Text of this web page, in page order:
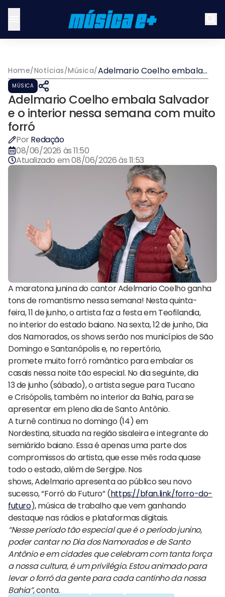
Home/Notícias/Música/Adelmario Coelho embala
Salvador e o interior nessa
MÚSICA
Adelmario Coelho embala Salvador
e o interior nessa semana com muito
forró
Por Redação
08/06/2026 às 11:50
Atualizado em08/06/2026 às 11:53
A maratona junina do cantor Adelmario Coelho ganha
tons de romantismo nessa semana! Nesta quinta-
feira, 11 de junho, o artista faz a festa em Teofilandia,
no interior do estado baiano. Na sexta, 12 de junho, Dia
dos Namorados, os shows serão nos municípios de São
Domingo e Santanópolis e, no repertório,
promete muito forró romântico para embalar os
casais nessa noite tão especial. No dia seguinte, dia
13 de junho (sábado), o artista segue para Tucano
e Crisópolis, também no interior da Bahia, para se
apresentar em pleno dia de Santo Antônio.
A turnê continua no domingo (14) em
Nordestina,situada na região sisaleira e integrante do
semiárido baiano. Essa é apenas uma parte dos
compromissos do artista, que esse mês roda quase
todo o estado, além de Sergipe. Nos
shows, Adelmario apresenta ao público seu novo
sucesso, “Forró do Futuro” (https://bfan.link/forro-do-
futuro), música de trabalho que vem ganhando
destaque nas rádios e plataformas digitais.
“Nesse período tão especial que é o período junino,
poder cantar no Dia dos Namorados e de Santo
Antônio e em cidades que celebram com tanta força
a nossa cultura, é um privilégio. Estou animado para
levar o forró da gente para cada cantinho da nossa
Bahia”, conta.